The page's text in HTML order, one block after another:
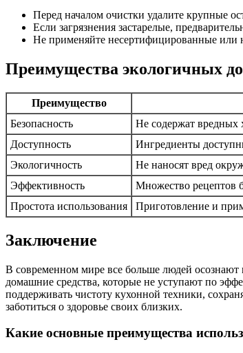
Перед началом очистки удалите крупные
Если загрязнения застарелые,
Не применяйте несертифицированные или
Преимущества экологичных
Преимущество
Безопасность
Не содержат вредных
Доступность
Ингредиенты
Экологичность
Не наносят вред
Эффективность
Множество рецептов
Простота использования
Приготовление и
Заключение
В современном мире все больше людей
домашние средства, которые не уступают по
поддерживать чистоту кухонной техники,
заботиться о здоровье своих близких.
Какие основные преимущества